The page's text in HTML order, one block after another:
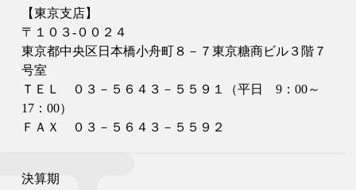
【東京支店】
〒１０３-００２４
東京都中央区日本橋小舟町８－７東京糖商ビル３階７
号室
ＴＥＬ ０３－５６４３－５５９１（平日 9：00～
17：00）
ＦＡＸ ０３－５６４３－５５９２
決算期